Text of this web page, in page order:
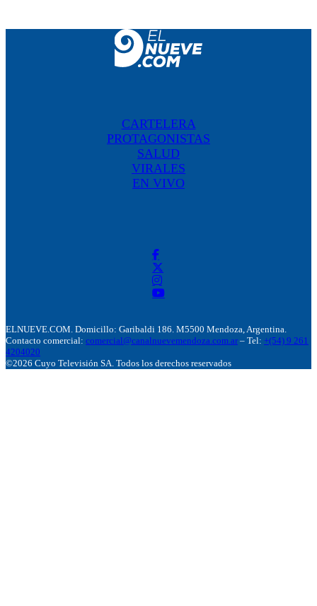
CARTELERA
PROTAGONISTAS
SALUD
VIRALES
EN VIVO
ELNUEVE.COM. Domicillo: Garibaldi 186. M5500 Mendoza, Argentina.
Contacto comercial: comercial@canalnuevemendoza.com.ar – Tel: +(54) 9 261
4204020
©2026 Cuyo Televisión SA. Todos los derechos reservados